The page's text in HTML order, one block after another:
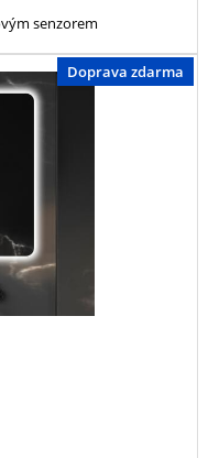
senzorem
Doprava zdarma